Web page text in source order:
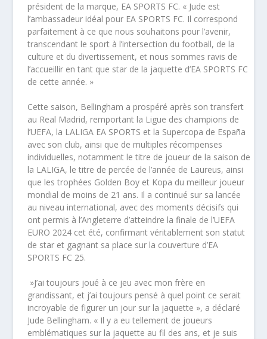
président de la marque, EA SPORTS FC. « Jude est
l’ambassadeur idéal pour EA SPORTS FC. Il correspond
parfaitement à ce que nous souhaitons pour l’avenir,
transcendant le sport à l’intersection du football, de la
culture et du divertissement, et nous sommes ravis de
l’accueillir en tant que star de la jaquette d’EA SPORTS FC
de cette année. »
​Cette saison, Bellingham a prospéré après son transfert
au Real Madrid, remportant la Ligue des champions de
l’UEFA, la LALIGA EA SPORTS et la Supercopa de España
avec son club, ainsi que de multiples récompenses
individuelles, notamment le titre de joueur de la saison de
la LALIGA, le titre de percée de l’année de Laureus, ainsi
que les trophées Golden Boy et Kopa du meilleur joueur
mondial de moins de 21 ans. Il a continué sur sa lancée
au niveau international, avec des moments décisifs qui
ont permis à l’Angleterre d’atteindre la finale de l’UEFA
EURO 2024 cet été, confirmant véritablement son statut
de star et gagnant sa place sur la couverture d’EA
SPORTS FC 25.
​ »J’ai toujours joué à ce jeu avec mon frère en
grandissant, et j’ai toujours pensé à quel point ce serait
incroyable de figurer un jour sur la jaquette », a déclaré
Jude Bellingham. « Il y a eu tellement de joueurs
emblématiques sur la jaquette au fil des ans, et je suis